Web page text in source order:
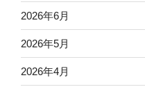
2026年6月
2026年5月
2026年4月